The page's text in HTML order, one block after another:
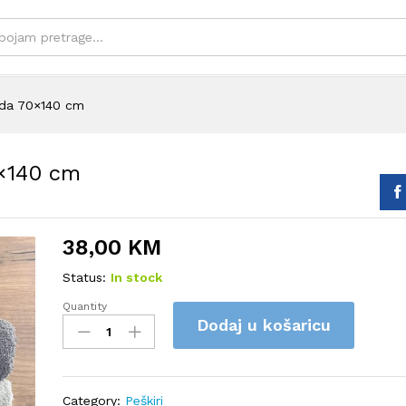
70×140 cm
cm
38,00 KM
Status: In stock
Berra
peškiri
SET
Quantity
Dodaj u košaricu
Category: Peškiri